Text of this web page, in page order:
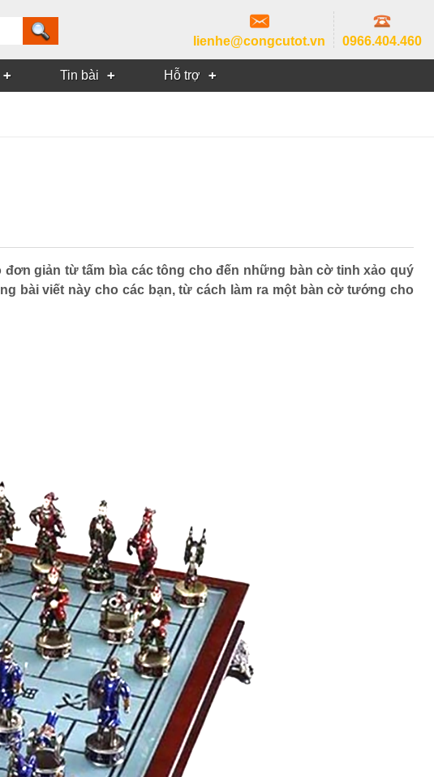
0966.404.460
lienhe@congcutot.vn
Tin bài Hỗ trợ
giản từ tấm bìa các tông cho đến những bàn cờ tinh xảo quý
bài viết này cho các bạn, từ cách làm ra một bàn cờ tướng cho